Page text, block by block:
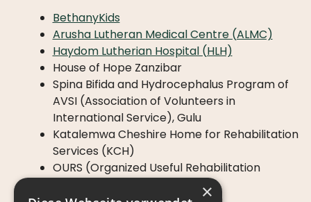
IHRER
SPENDE?
WIR
MACHEN
MISSION
BethanyKids
Arusha Lutheran Medical Centre (ALMC)
Haydom Lutherian Hospital (HLH)
House of Hope Zanzibar
Spina Bifida and Hydrocephalus Program of
AVSI (Association of Volunteers in
International Service), Gulu
Katalemwa Cheshire Home for Rehabilitation
Services (KCH)
OURS (Organized Useful Rehabilitation
×